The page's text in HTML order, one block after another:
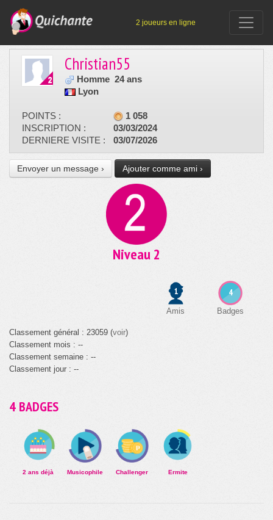
2 joueurs en ligne
Christian55
Homme 24 ans
Lyon
POINTS :
1 058
INSCRIPTION :
03/03/2024
DERNIERE VISITE :
03/07/2026
Envoyer un message › Ajouter comme ami ›
Niveau 2
4
Badges
1
Amis
Classement général : 23059 (voir)
Classement mois : --
Classement semaine : --
Classement jour : --
4 BADGES
2 ans déjà Musicophile Challenger Ermite